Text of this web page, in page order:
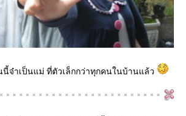
นี้จ๋าเป็นแม่ ที่ตัวเล็กกว่าทุกคนในบ้านแล้ว